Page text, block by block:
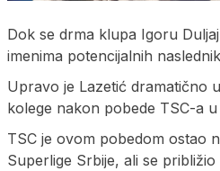
Dok se drma klupa Igoru
imenima potencijalnih
Upravo je Lazetić dramatično
kolege nakon pobede TSC-a
TSC je ovom pobedom ostao
Superlige Srbije, ali se